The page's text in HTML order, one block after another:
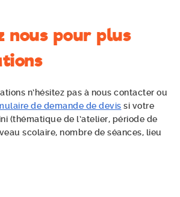
nous pour plus
n’hésitez pas à nous contacter ou
de demande de devis si votre
(thématique de l’atelier, période de
scolaire, nombre de séances, lieu